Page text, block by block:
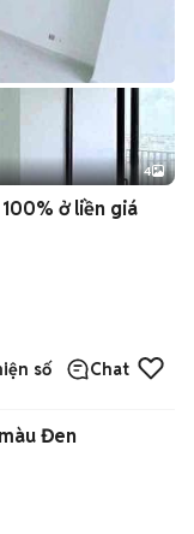
4
ở liền giá
số Chat
Đen